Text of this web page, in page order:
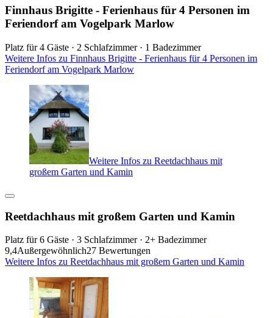
Finnhaus Brigitte - Ferienhaus für 4 Personen im
Feriendorf am Vogelpark Marlow
Platz für 4 Gäste · 2 Schlafzimmer · 1 Badezimmer
Weitere Infos zu Finnhaus Brigitte - Ferienhaus für 4 Personen im
Feriendorf am Vogelpark Marlow
Weitere Infos zu Reetdachhaus mit
großem Garten und Kamin
Reetdachhaus mit großem Garten und Kamin
Platz für 6 Gäste · 3 Schlafzimmer · 2+ Badezimmer
9,4Außergewöhnlich27 Bewertungen
Weitere Infos zu Reetdachhaus mit großem Garten und Kamin